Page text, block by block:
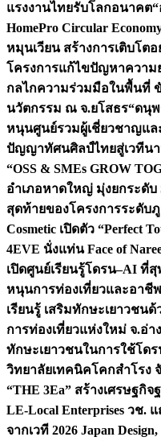
แรงงานไทยรับโลกอนาคต
HomePro Circular
หมุนเวียน สร้างการเติบโตอ
โครงการแก้ไขปัญหาความ
กลไกความร่วมมือในพื้นที่
นวัตกรรม ณ จ.ยโสธร“ดนุพ
หนุนศูนย์รวมผู้เชี่ยวชาญแ
ปัญญาทัศนศิลป์ไทยสู่เวทีน
“OSS & SMEs GROW
อำเภอหาดใหญ่ มุ่งยกระดับ
สุดท้ายของโครงการระดับ
Cosmetic เปิดตัว “Perfect
4EVE นั่งแท่น Face of
เปิดศูนย์เรียนรู้โดรน–AI ที่
หนุนการท่องเที่ยวและอาชี
เรียนรู้ เสริมทักษะเยาวชน
การท่องเที่ยวแห่งใหม่ จ.อ่า
ทักษะเยาวชนในการใช้โด
วิทยาลัยเทคนิคโคกสำโรง
“THE 3Ea” สร้างเศรษฐกิ
LE-Local Enterprises วช. แ
จากเวที 2026 Japan